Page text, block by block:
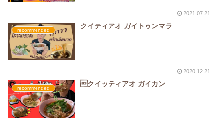
2021.07.21
recommended
クイティアオ ガイトゥンマラ
2020.12.21
recommended
クイッティアオ ガイカン